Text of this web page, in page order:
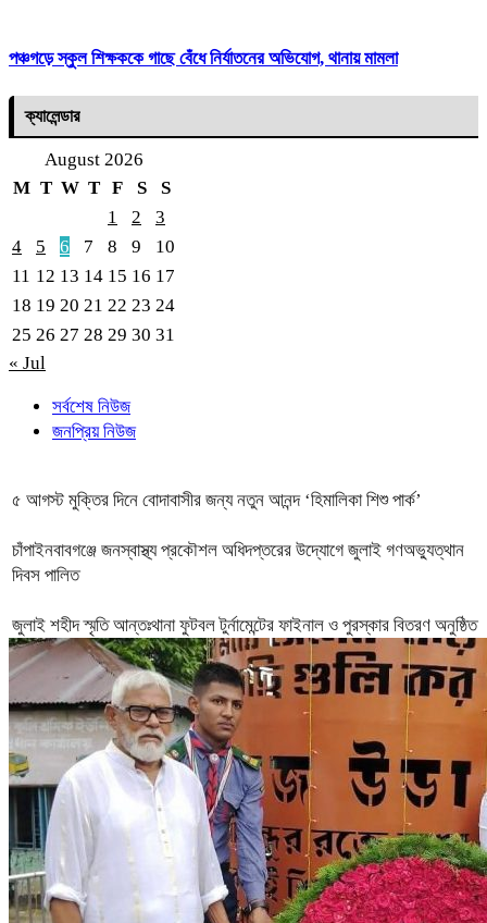
পঞ্চগড়ে স্কুল শিক্ষককে গাছে বেঁধে নির্যাতনের অভিযোগ, থানায় মামলা
ক্যালেন্ডার
August 2026
M T W T F S
S
1
2
3
4
5 6 7 8 9
10
11 12 13 14 15 16 17
18 19 20 21 22 23 24
25 26 27 28 29 30 31
« Jul
সর্বশেষ নিউজ
জনপ্রিয় নিউজ
৫ আগস্ট মুক্তির দিনে বোদাবাসীর জন্য নতুন আনন্দ ‘হিমালিকা শিশু পার্ক’
চাঁপাইনবাবগঞ্জে জনস্বাস্থ্য প্রকৌশল অধিদপ্তরের উদ্যোগে জুলাই গণঅভ্যুত্থান
দিবস পালিত
জুলাই শহীদ স্মৃতি আন্তঃথানা ফুটবল টুর্নামেন্টের ফাইনাল ও পুরস্কার বিতরণ অনুষ্ঠিত